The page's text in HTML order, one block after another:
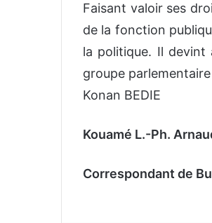
Faisant valoir ses
de la fonction
la politique. Il devint
groupe
Konan BEDIE
Kouamé L.-Ph.
Correspondant de